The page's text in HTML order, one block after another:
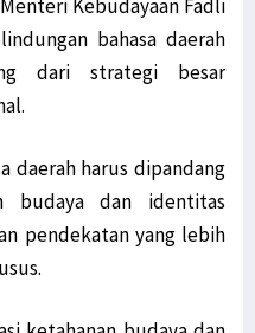
Kebudayaan Fadli
bahasa daerah
dari strategi besar
daerah harus dipandang
budaya dan identitas
pendekatan yang lebih